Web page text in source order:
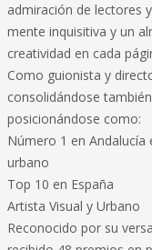
admiración de lectores
mente inquisitiva y un
creatividad en cada
Como guionista y
consolidándose
posicionándose como:
Número 1 en
urbano
Top 10 en España
Artista Visual y Urbano
Reconocido por su